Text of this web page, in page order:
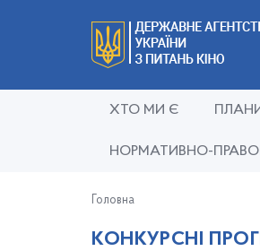
ХТО МИ Є
НОРМАТИВНО-
Головна
КОНКУРСНІ